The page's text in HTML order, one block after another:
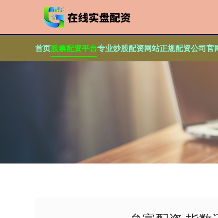
首页股票配资平台专业炒股配资网站正规配资公司官